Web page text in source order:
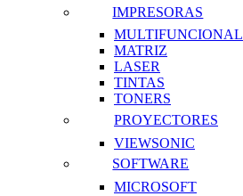
IMPRESORAS
MULTIFUNCIONAL
MATRIZ
LASER
TINTAS
TONERS
PROYECTORES
VIEWSONIC
SOFTWARE
MICROSOFT